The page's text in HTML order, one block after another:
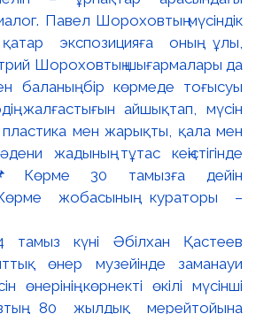
күні Әбілхан Қастеев
өнер музейінде заманауи
өнерінің көрнекті өкілі мүсінші
80 жылдық мерейтойына